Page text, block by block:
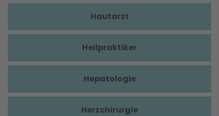
Hautarzt
Heilpraktiker
Hepatologie
Herzchirurgie